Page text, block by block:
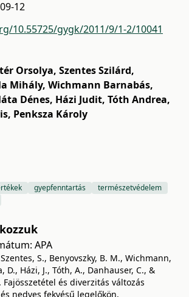
12
10.55725/gygk/2011/9/1-2/10041
Orsolya, Szentes Szilárd,
Mihály, Wichmann Barnabás,
Dénes, Házi Judit, Tóth Andrea,
, Penksza Károly
gyepfenntartás
természetvédelem
APA
S., Benyovszky, B. M., Wichmann,
D., Házi, J., Tóth, A., Danhauser, C., &
Fajösszetétel és diverzitás változás
nedves fekvésű legelőkön.